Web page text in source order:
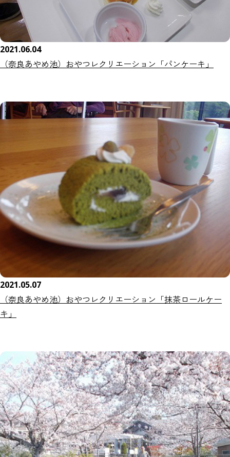
2021.06.04
（奈良あやめ池）おやつレクリエーション「パンケーキ」
2021.05.07
（奈良あやめ池）おやつレクリエーション「抹茶ロールケー
キ」